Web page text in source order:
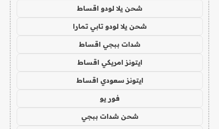
شحن يلا لودو اقساط
شحن يلا لودو تابي تمارا
شدات ببجي اقساط
ايتونز امريكي اقساط
ايتونز سعودي اقساط
فور يو
شحن شدات ببجي